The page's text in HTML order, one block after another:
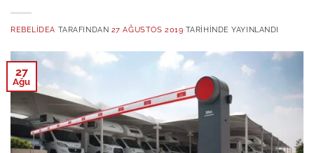
REBELIDEA TARAFINDAN 27 AĞUSTOS 2019 TARIHINDE YAYINLANDI
27
Ağu